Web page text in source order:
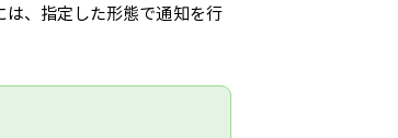
、指定した形態で通知を行